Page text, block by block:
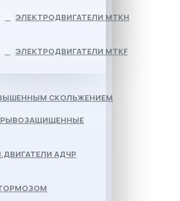
ЭЛЕКТРОДВИГАТЕЛИ МТКН
ЭЛЕКТРОДВИГАТЕЛИ MTKF
СКОЛЬЖЕНИЕМ
АДЧР